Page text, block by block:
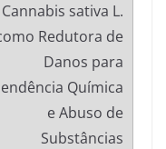
Cannabis sativa L.
Redutora de
Danos para
Química
e Abuso de
Substâncias